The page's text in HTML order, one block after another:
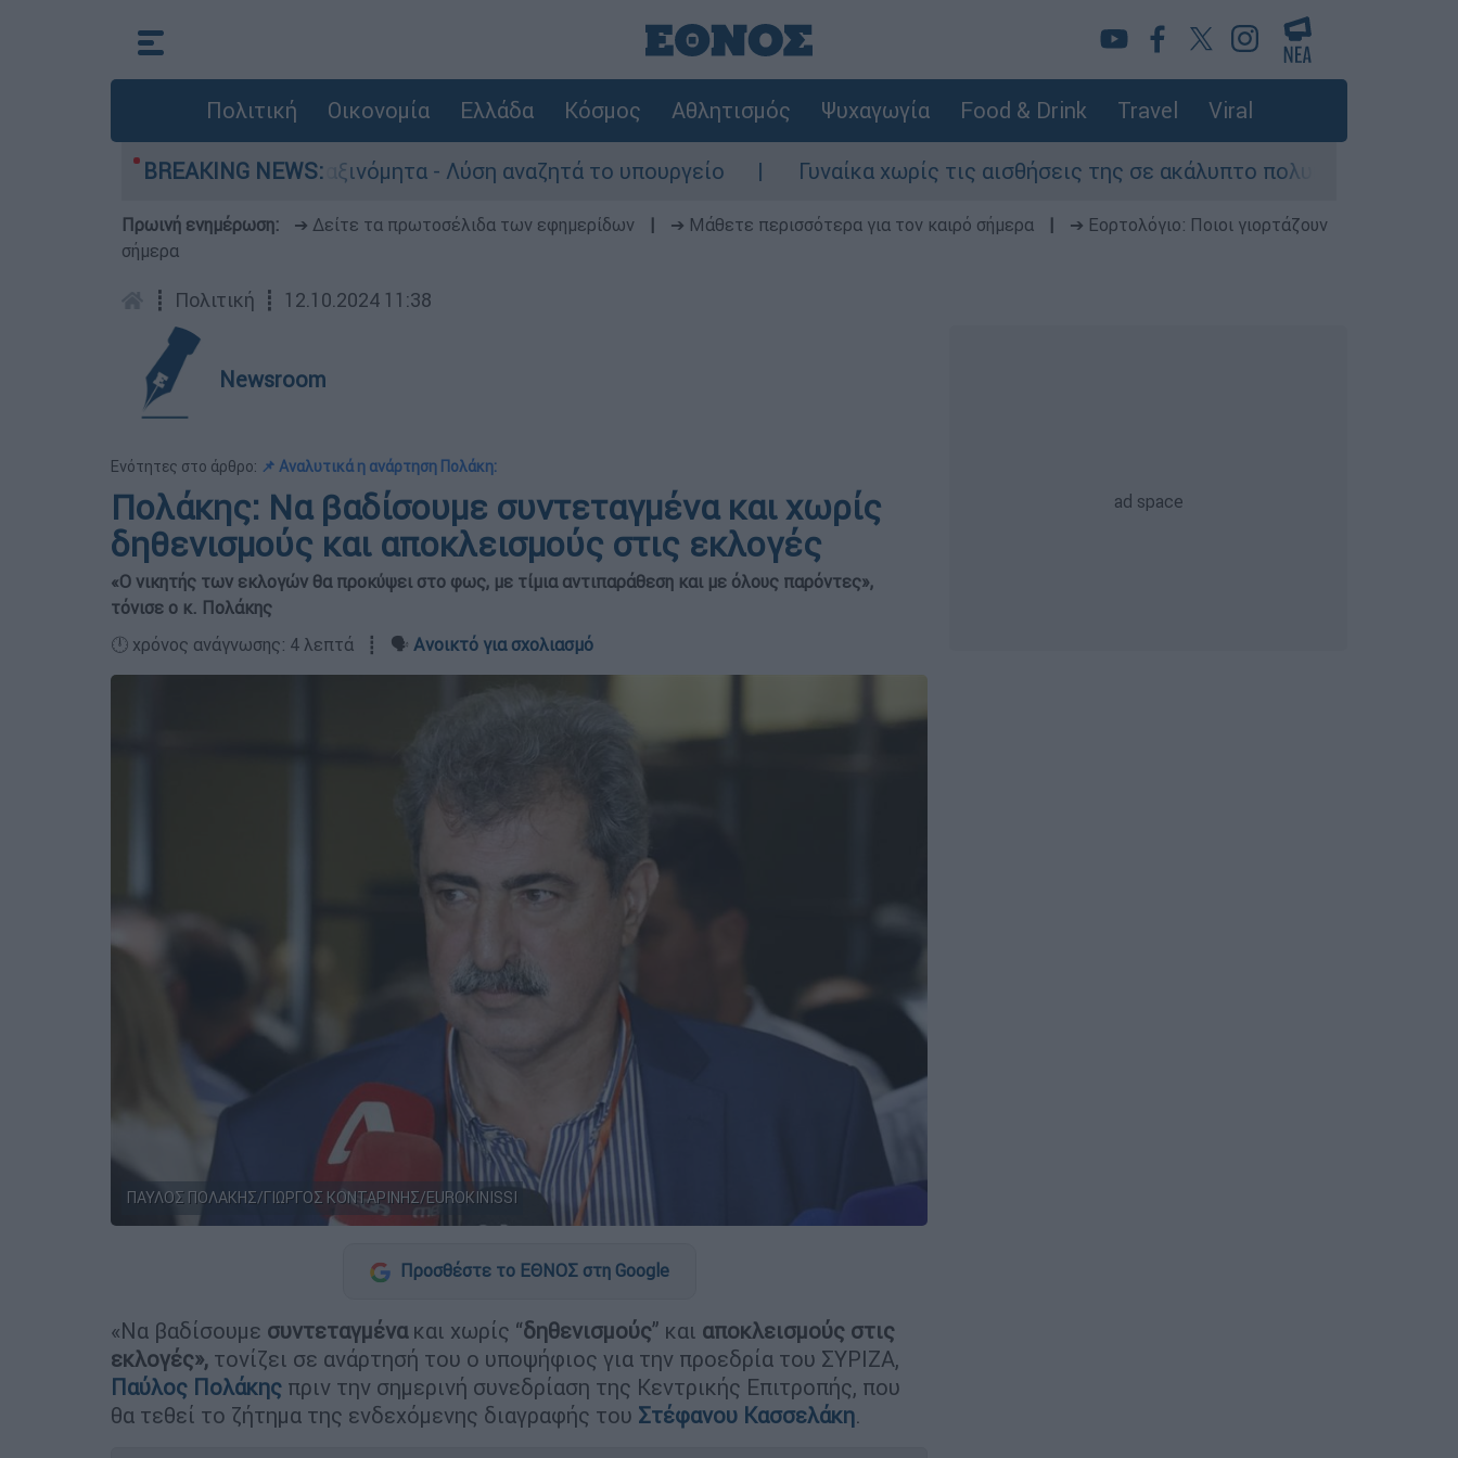
Πολιτική Οικονομία Ελλάδα Κόσμος Αθλητισμός Ψυχαγωγία Food & Drink Travel Viral
BREAKING NEWS:
παραμένουν αταξινόμητα - Λύση αναζητά το υπουργείο Γυναίκα χωρίς τις αισθήσεις της σε ακάλυπτο πολυκατοικίας στη
Πρωινή ενημέρωση: ➔ Δείτε τα πρωτοσέλιδα των εφημερίδων ➔ Μάθετε περισσότερα για τον καιρό σήμερα
➔ Εορτολόγιο: Ποιοι γιορτάζουν
σήμερα
┋ Πολιτική ┋ 12.10.2024 11:38
Newsroom
Ενότητες στο άρθρο: 📌 Αναλυτικά η ανάρτηση Πολάκη:
Πολάκης: Να βαδίσουμε συντεταγμένα και χωρίς
δηθενισμούς και αποκλεισμούς στις εκλογές
«Ο νικητής των εκλογών θα προκύψει στο φως, με τίμια αντιπαράθεση και με όλους παρόντες»,
τόνισε ο κ. Πολάκης
🕛 χρόνος ανάγνωσης: 4 λεπτά ┋ 🗣️ Ανοικτό για σχολιασμό
ΠΑΥΛΟΣ ΠΟΛΑΚΗΣ/ΓΙΩΡΓΟΣ ΚΟΝΤΑΡΙΝΗΣ/EUROKINISSI
Προσθέστε το ΕΘΝΟΣ στη Google
«Να βαδίσουμε συντεταγμένακαι χωρίς “δηθενισμούς” και αποκλεισμούς στις
εκλογές», τονίζει σε ανάρτησή του ο υποψήφιος για την προεδρία του ΣΥΡΙΖΑ,
Παύλος Πολάκης πριν την σημερινή συνεδρίαση της Κεντρικής Επιτροπής, που
θα τεθεί το ζήτημα της ενδεχόμενης διαγραφής του Στέφανου Κασσελάκη.